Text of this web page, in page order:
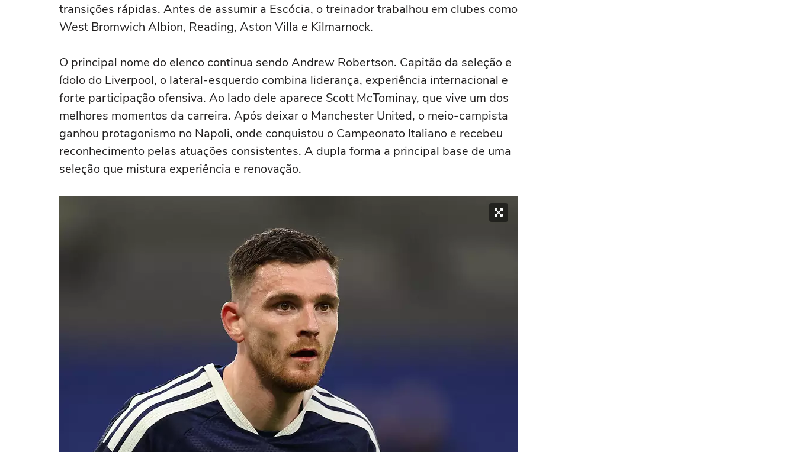
transições rápidas. Antes de assumir a Escócia, o treinador trabalhou em clubes como
West Bromwich Albion, Reading, Aston Villa e Kilmarnock.
O principal nome do elenco continua sendo Andrew Robertson. Capitão da seleção e
ídolo do Liverpool, o lateral-esquerdo combina liderança, experiência internacional e
forte participação ofensiva. Ao lado dele aparece Scott McTominay, que vive um dos
melhores momentos da carreira. Após deixar o Manchester United, o meio-campista
ganhou protagonismo no Napoli, onde conquistou o Campeonato Italiano e recebeu
reconhecimento pelas atuações consistentes. A dupla forma a principal base de uma
seleção que mistura experiência e renovação.